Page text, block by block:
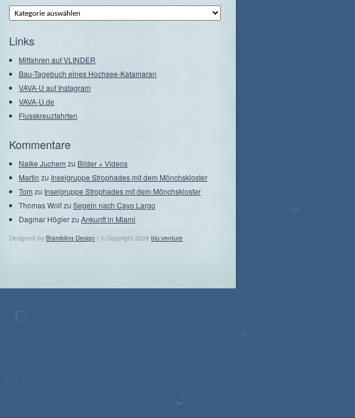
Törntagebuch
Archiv
–
Links
Mitfahren auf VLINDER
Bau-Tagebuch eines Hochsee-Katamaran
VAVA-U auf Instagram
VAVA-U.de
Flusskreuzfahrten
Kommentare
Naike Juchemzu Bilder + Videos
Martin zu Inselgruppe Strophades mit dem Mönchskloster
Tom zu Inselgruppe Strophades mit dem Mönchskloster
Thomas Wolfzu Segeln nach Cayo Largo
Dagmar Höglerzu Ankunft in Miami
Designed by Brambling Design | © Copyright 2026 blu:venture